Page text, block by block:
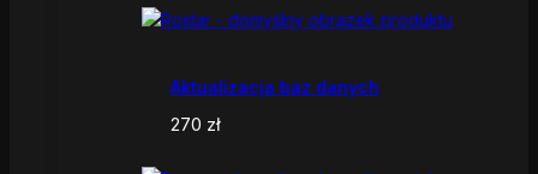
Aktualizacja baz danych
270 zł